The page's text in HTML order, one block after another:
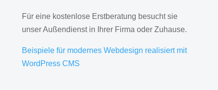
Für eine kostenlose Erstberatung besucht sie
unser Außendienst in Ihrer Firma oder Zuhause.
Beispiele für modernes Webdesign realisiert mit
WordPress CMS